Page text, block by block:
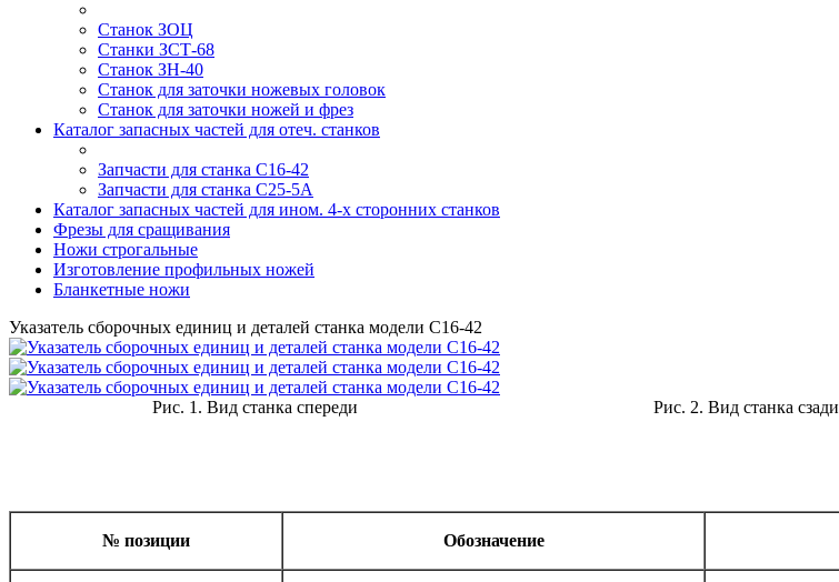
Станок ЗОЦ
Станки ЗСТ-68
Станок ЗН-40
Станок для заточки ножевых головок
Cтанок для заточки ножей и фрез
Каталог запасных частей для отеч. станков
Запчасти для станка С16-42
Запчасти для станка С25-5А
Каталог запасных частей для ином. 4-х сторонних станков
Фрезы для сращивания
Ножи строгальные
Изготовление профильных ножей
Бланкетные ножи
Указатель сборочных единиц и деталей станка модели С16-42
Рис. 1. Вид станка спереди Рис. 2. Вид станка сзади
№ позиции Обозначение